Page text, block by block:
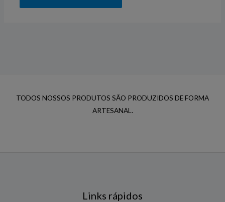
TODOS NOSSOS PRODUTOS SÃO PRODUZIDOS DE FORMA
ARTESANAL.
Links rápidos